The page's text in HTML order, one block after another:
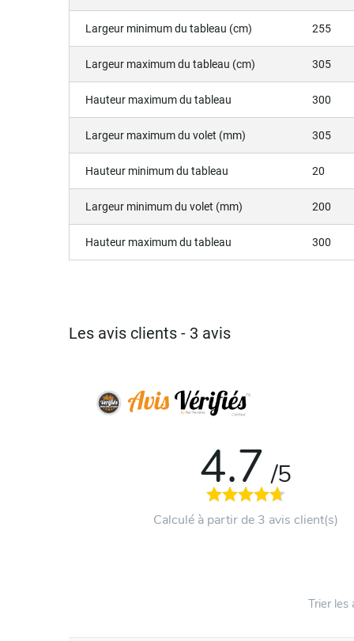
Largeur minimum du tableau (cm) 255
Largeur maximum du tableau (cm) 305
Hauteur maximum du tableau 300
Largeur maximum du volet (mm) 305
Hauteur minimum du tableau 20
Largeur minimum du volet (mm) 200
Hauteur maximum du tableau 300
Les avis clients - 3 avis
4.7 /5
Calculé à partir de 3 avis client(s)
Trier les